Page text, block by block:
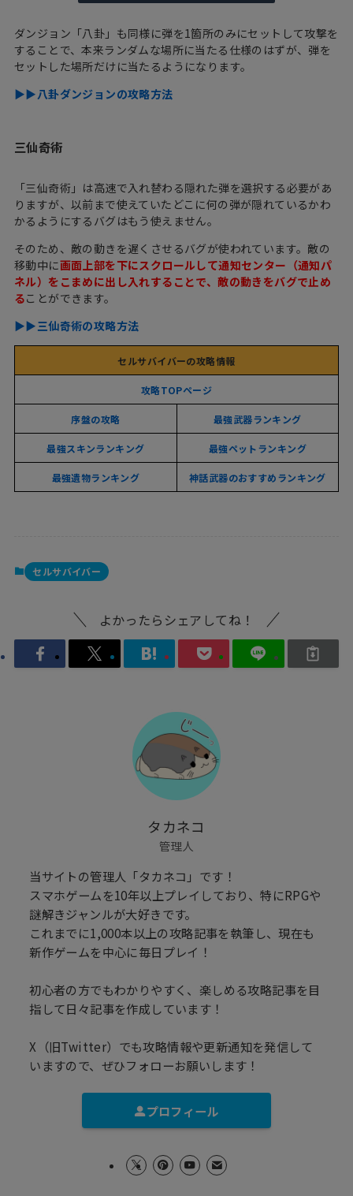
ダンジョン「八卦」も同様に弾を1箇所のみにセットして攻撃を
することで、本来ランダムな場所に当たる仕様のはずが、弾を
セットした場所だけに当たるようになります。
▶︎▶︎八卦ダンジョンの攻略方法
三仙奇術
「三仙奇術」は高速で入れ替わる隠れた弾を選択する必要があ
りますが、以前まで使えていたどこに何の弾が隠れているかわ
かるようにするバグはもう使えません。
そのため、敵の動きを遅くさせるバグが使われています。敵の
移動中に画面上部を下にスクロールして通知センター（通知パ
ネル）をこまめに出し入れすることで、敵の動きをバグで止め
ることができます。
▶︎▶︎三仙奇術の攻略方法
セルサバイバーの攻略情報
攻略TOPページ
序盤の攻略 最強武器ランキング
最強スキンランキング 最強ペットランキング
最強遺物ランキング 神話武器のおすすめランキング
セルサバイバー
よかったらシェアしてね！
タカネコ
管理人
当サイトの管理人「タカネコ」です！
スマホゲームを10年以上プレイしており、特にRPGや
謎解きジャンルが大好きです。
これまでに1,000本以上の攻略記事を執筆し、現在も
新作ゲームを中心に毎日プレイ！
初心者の方でもわかりやすく、楽しめる攻略記事を目
指して日々記事を作成しています！
X（旧Twitter）でも攻略情報や更新通知を発信して
いますので、ぜひフォローお願いします！
プロフィール